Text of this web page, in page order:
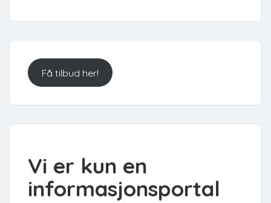
Få tilbud her!
Vi er kun en
informasjonsportal